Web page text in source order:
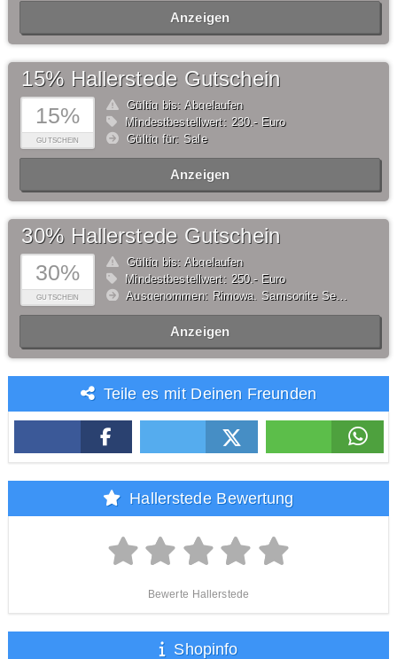
Anzeigen
15%
GUTSCHEIN
15% Hallerstede Gutschein
Gültig bis: Abgelaufen
Mindestbestellwert: 230,- Euro
Gültig für: Sale
Anzeigen
30%
GUTSCHEIN
30% Hallerstede Gutschein
Gültig bis: Abgelaufen
Mindestbestellwert: 250,- Euro
Ausgenommen: Rimowa, Samsonite Selection, American Tourister Selection, Tumi, Step by Step, Satch, ergobag, Scout, School-Mood, DerDieDas, McNeill, Von Cronshagen, Buckle & Seam, Salzen, Brics, Be Mine, Thule
Anzeigen
Teile es mit Deinen Freunden
Hallerstede Bewertung
Bewerte Hallerstede
Shopinfo